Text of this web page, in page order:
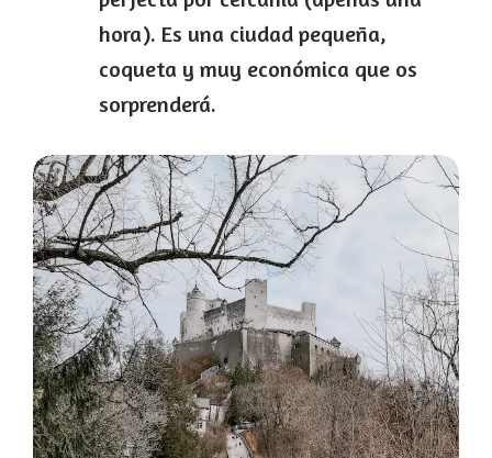
hora). Es una ciudad pequeña,
coqueta y muy económica que os
sorprenderá.